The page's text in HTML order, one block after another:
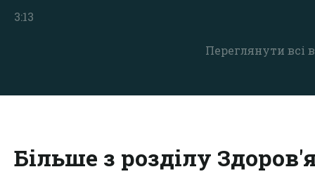
Переглянути всі
3:13
Більше з розділу